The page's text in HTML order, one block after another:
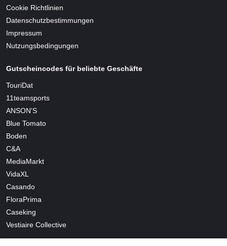
Cookie Richtlinien
Datenschutzbestimmungen
Impressum
Nutzungsbedingungen
Gutscheincodes für beliebte Geschäfte
TouriDat
11teamsports
ANSON'S
Blue Tomato
Boden
C&A
MediaMarkt
VidaXL
Casando
FloraPrima
Caseking
Vestiaire Collective